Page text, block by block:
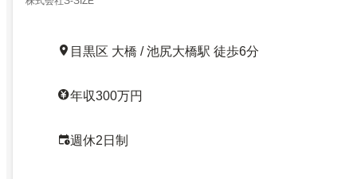
目黒区 大橋 / 池尻大橋駅 徒歩6分
年収300万円
週休2日制